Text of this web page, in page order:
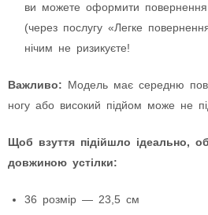
ви можете оформити
(через послугу «Легке
нічим не ризикуєте!
Важливо: Модель має середню
ногу або високий підйом може не
Щоб взуття підійшло ідеально,
довжиною устілки:
36 розмір — 23,5 см